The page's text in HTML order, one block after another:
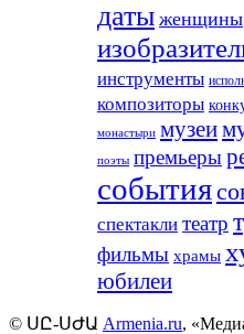
даты женщины
инструменты
композиторы
монастыри музеи
поэты премьеры
события
спектакли театр
фильмы храмы
юбилеи
© ՍԸ-ՍԺԱ Armenia.ru,